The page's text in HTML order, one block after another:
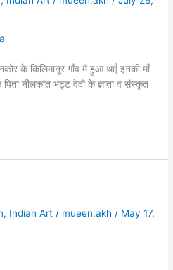
के किलिमानूर गाँव में हुआ था| इनकी माँ
पिता नीलकांत भट्ट वेदों के ज्ञाता व संस्कृत
, Indian Art / mueen.akh / May 17,